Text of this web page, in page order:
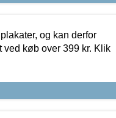
og kan derfor
ved køb over 399 kr. Klik